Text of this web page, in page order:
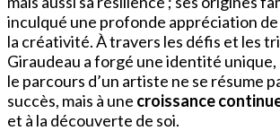
inculqué une profonde appréciation
la créativité. À travers les défis et les
Giraudeau a forgé une identité
le parcours d’un artiste ne se résume
succès, mais à une croissance
et à la découverte de soi.